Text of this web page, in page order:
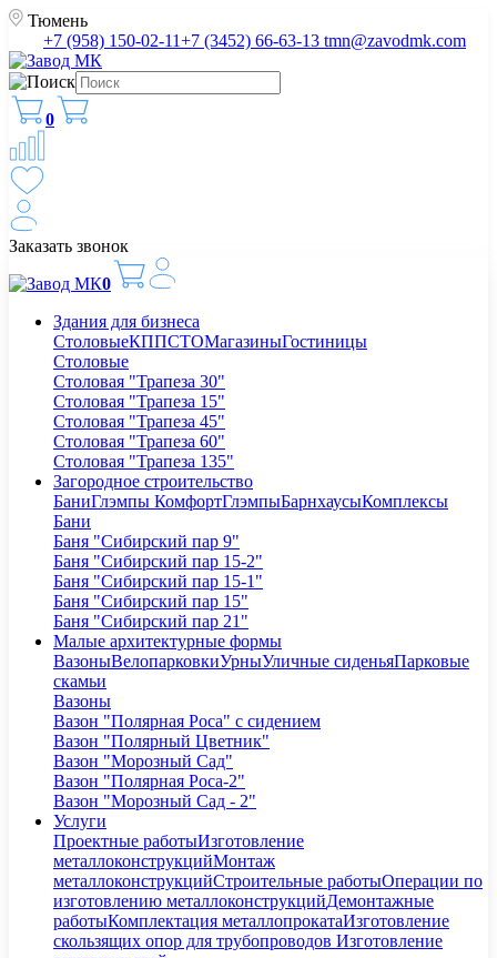
Тюмень
+7 (958) 150-02-11+7 (3452) 66-63-13 tmn@zavodmk.com
0
Заказать звонок
0
Здания для бизнеса
СтоловыеКППСТОМагазиныГостиницы
Столовые
Столовая "Трапеза 30"
Столовая "Трапеза 15"
Столовая "Трапеза 45"
Столовая "Трапеза 60"
Столовая "Трапеза 135"
Загородное строительство
БаниГлэмпы КомфортГлэмпыБарнхаусыКомплексы
Бани
Баня "Сибирский пар 9"
Баня "Сибирский пар 15-2"
Баня "Сибирский пар 15-1"
Баня "Сибирский пар 15"
Баня "Сибирский пар 21"
Малые архитектурные формы
ВазоныВелопарковкиУрныУличные сиденьяПарковые
скамьи
Вазоны
Вазон "Полярная Роса" с сидением
Вазон "Полярный Цветник"
Вазон "Морозный Сад"
Вазон "Полярная Роса-2"
Вазон "Морозный Сад - 2"
Услуги
Проектные работыИзготовление
металлоконструкцийМонтаж
металлоконструкцийСтроительные работыОперации по
изготовлению металлоконструкцийДемонтажные
работыКомплектация металлопрокатаИзготовление
скользящих опор для трубопроводов Изготовление